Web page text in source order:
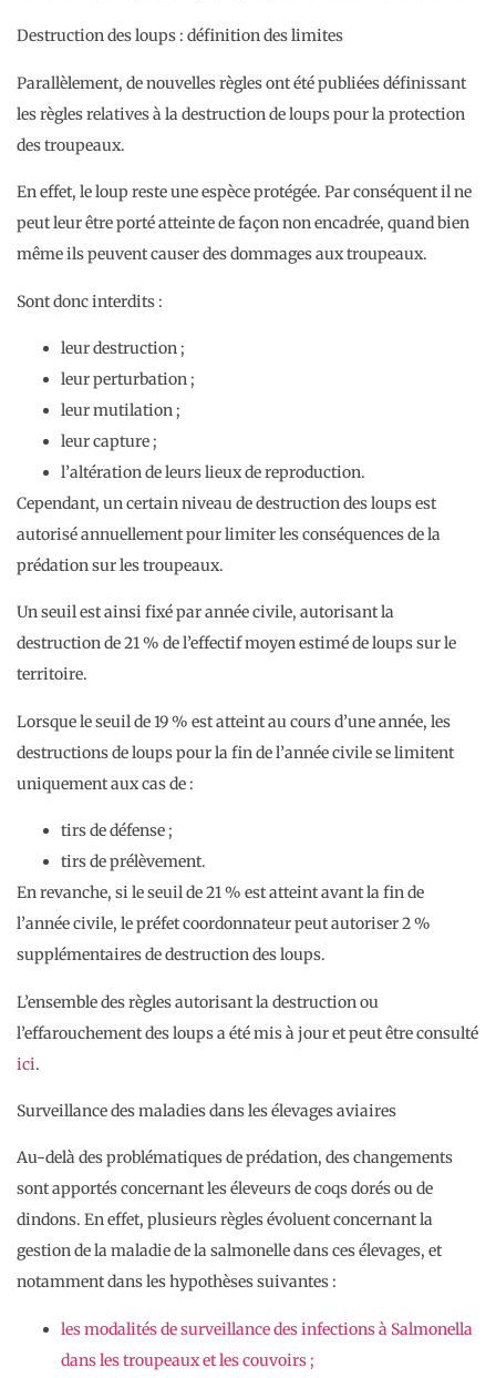
Destruction des loups : définition des limites
Parallèlement, de nouvelles règles ont été publiées définissant
les règles relatives à la destruction de loups pour la protection
des troupeaux.
En effet, le loup reste une espèce protégée. Par conséquent il ne
peut leur être porté atteinte de façon non encadrée, quand bien
même ils peuvent causer des dommages aux troupeaux.
Sont donc interdits :
leur destruction ;
leur perturbation ;
leur mutilation ;
leur capture ;
l’altération de leurs lieux de reproduction.
Cependant, un certain niveau de destruction des loups est
autorisé annuellement pour limiter les conséquences de la
prédation sur les troupeaux.
Un seuil est ainsi fixé par année civile, autorisant la
destruction de 21 % de l’effectif moyen estimé de loups sur le
territoire.
Lorsque le seuil de 19 % est atteint au cours d’une année, les
destructions de loups pour la fin de l’année civile se limitent
uniquement aux cas de :
tirs de défense ;
tirs de prélèvement.
En revanche, si le seuil de 21 % est atteint avant la fin de
l’année civile, le préfet coordonnateur peut autoriser 2 %
supplémentaires de destruction des loups.
L’ensemble des règles autorisant la destruction ou
l’effarouchement des loups a été mis à jour et peut être consulté
ici.
Surveillance des maladies dans les élevages aviaires
Au-delà des problématiques de prédation, des changements
sont apportés concernant les éleveurs de coqs dorés ou de
dindons. En effet, plusieurs règles évoluent concernant la
gestion de la maladie de la salmonelle dans ces élevages, et
notamment dans les hypothèses suivantes :
les modalités de surveillance des infections à Salmonella
dans les troupeaux et les couvoirs ;